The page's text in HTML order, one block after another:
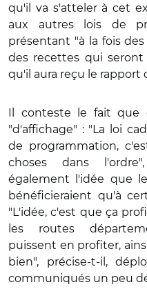
qu'il va s'atteler à cet
aux autres lois de
présentant "à la fois
des recettes qui
qu'il aura reçu le rapport
Il conteste le fait que
"d'affichage" : "La loi
de programmation,
choses dans
également l'idée que
bénéficieraient qu'à
"L'idée, c'est que ça
les routes
puissent en profiter,
bien", précise-t-il,
communiqués un peu